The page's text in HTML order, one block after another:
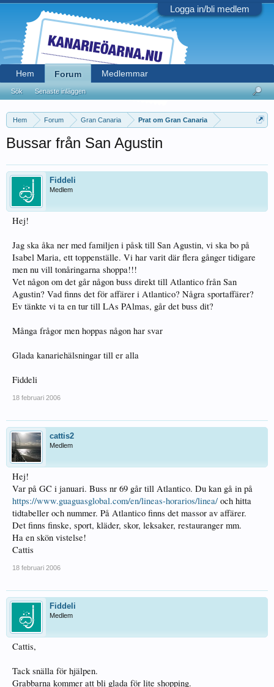
Logga in/bli medlem
Hem Forum Gran Canaria Prat om Gran Canaria
Bussar från San Agustin
Fiddeli
Medlem
Hej!
Jag ska åka ner med familjen i påsk till San Agustin, vi ska bo på
Isabel Maria, ett toppenställe. Vi har varit där flera gånger tidigare
men nu vill tonåringarna shoppa!!!
Vet någon om det går någon buss direkt till Atlantico från San
Agustin? Vad finns det för affärer i Atlantico? Några sportaffärer?
Ev tänkte vi ta en tur till LAs PAlmas, går det buss dit?
Många frågor men hoppas någon har svar
Glada kanariehälsningar till er alla
Fiddeli
18 februari 2006
cattis2
Medlem
Hej!
Var på GC i januari. Buss nr 69 går till Atlantico. Du kan gå in på
https://www.guaguasglobal.com/en/lineas-horarios/linea/ och hitta
tidtabeller och nummer. På Atlantico finns det massor av affärer.
Det finns finske, sport, kläder, skor, leksaker, restauranger mm.
Ha en skön vistelse!
Cattis
18 februari 2006
Fiddeli
Medlem
Cattis,
Tack snälla för hjälpen.
Grabbarna kommer att bli glada för lite shopping.
Hem Forum
Sök Senaste inläggen
Medlemmar